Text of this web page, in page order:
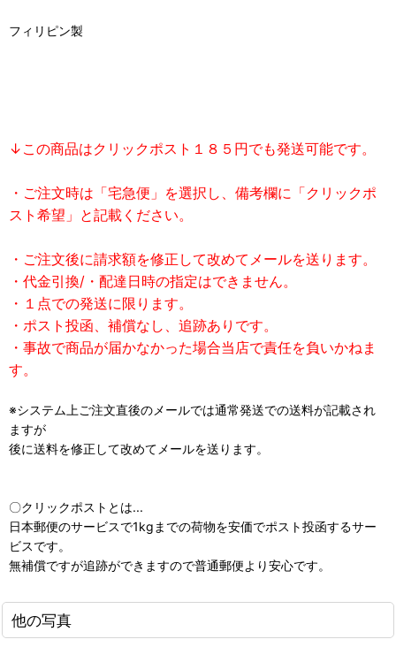
フィリピン製
↓この商品はクリックポスト１８５円でも発送可能です。
・ご注文時は「宅急便」を選択し、備考欄に「クリックポ
スト希望」と記載ください。
・ご注文後に請求額を修正して改めてメールを送ります。
・代金引換/・配達日時の指定はできません。
・１点での発送に限ります。
・ポスト投函、補償なし、追跡ありです。
・事故で商品が届かなかった場合当店で責任を負いかねま
す。
※システム上ご注文直後のメールでは通常発送での送料が記載され
ますが
後に送料を修正して改めてメールを送ります。
〇クリックポストとは...
日本郵便のサービスで1kgまでの荷物を安価でポスト投函するサー
ビスです。
無補償ですが追跡ができますので普通郵便より安心です。
他の写真